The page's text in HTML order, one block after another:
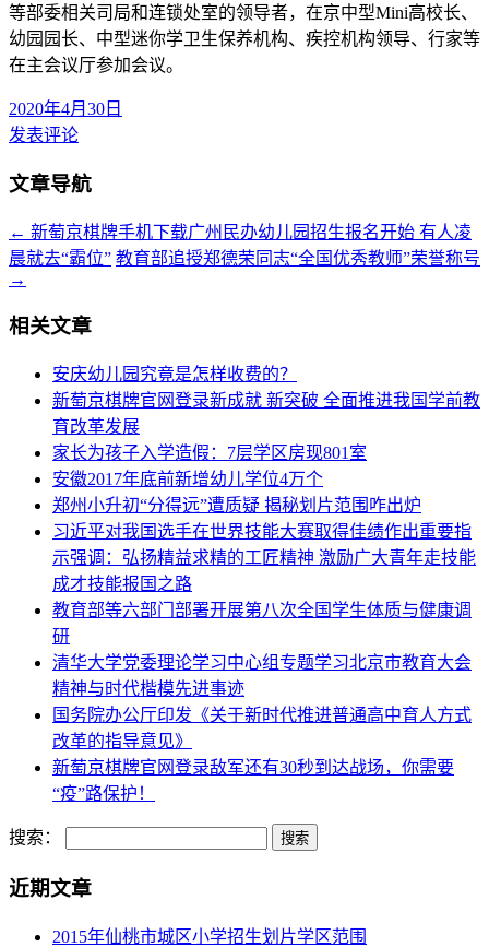
等部委相关司局和连锁处室的领导者，在京中型Mini高校长、
幼园园长、中型迷你学卫生保养机构、疾控机构领导、行家等
在主会议厅参加会议。
2020年4月30日
发表评论
文章导航
← 新萄京棋牌手机下载广州民办幼儿园招生报名开始 有人凌
晨就去“霸位” 教育部追授郑德荣同志“全国优秀教师”荣誉称号
→
相关文章
安庆幼儿园究竟是怎样收费的？
新萄京棋牌官网登录新成就 新突破 全面推进我国学前教
育改革发展
家长为孩子入学造假：7层学区房现801室
安徽2017年底前新增幼儿学位4万个
郑州小升初“分得远”遭质疑 揭秘划片范围咋出炉
习近平对我国选手在世界技能大赛取得佳绩作出重要指
示强调：弘扬精益求精的工匠精神 激励广大青年走技能
成才技能报国之路
教育部等六部门部署开展第八次全国学生体质与健康调
研
清华大学党委理论学习中心组专题学习北京市教育大会
精神与时代楷模先进事迹
国务院办公厅印发《关于新时代推进普通高中育人方式
改革的指导意见》
新萄京棋牌官网登录敌军还有30秒到达战场，你需要
“疫”路保护！
搜索：
近期文章
2015年仙桃市城区小学招生划片学区范围